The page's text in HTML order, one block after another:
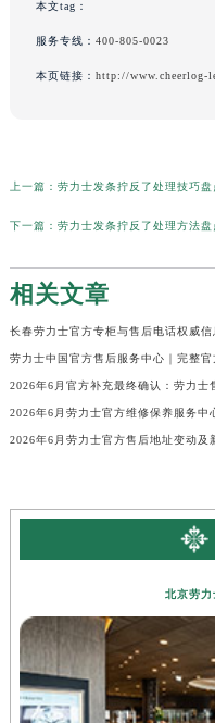
本文tag：
服务专线： 400-805-0023
本页链接： http://www.cheerlog-
上一篇： 劳力士发条拧反了处理技巧盘
下一篇： 劳力士发条拧反了处理方法
相关文章
北京劳